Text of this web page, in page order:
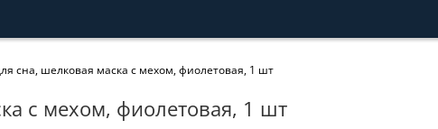
сна, шелковая маска с мехом, фиолетовая, 1 шт
с мехом, фиолетовая, 1 шт